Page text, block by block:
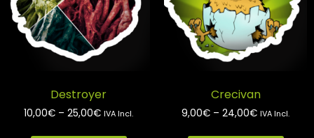
Destroyer
10,00€ – 25,00€ IVA Incl.
Crecivan
9,00€ – 24,00€ IVA Incl.